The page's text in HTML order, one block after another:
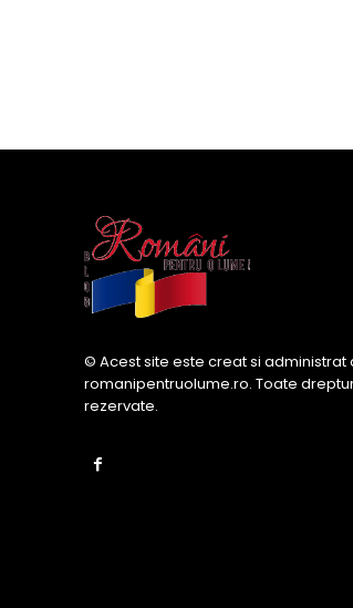
© Acest site este creat si administrat
romanipentruolume.ro. Toate
rezervate.